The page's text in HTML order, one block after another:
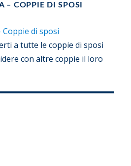
– COPPIE DI SPOSI
a tutte le coppie di sposi
con altre coppie il loro